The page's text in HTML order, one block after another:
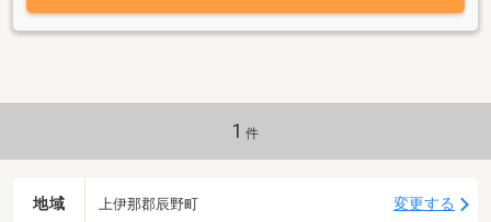
1 件
地域 上伊那郡辰野町 変更する